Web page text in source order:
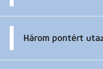
Három pontért